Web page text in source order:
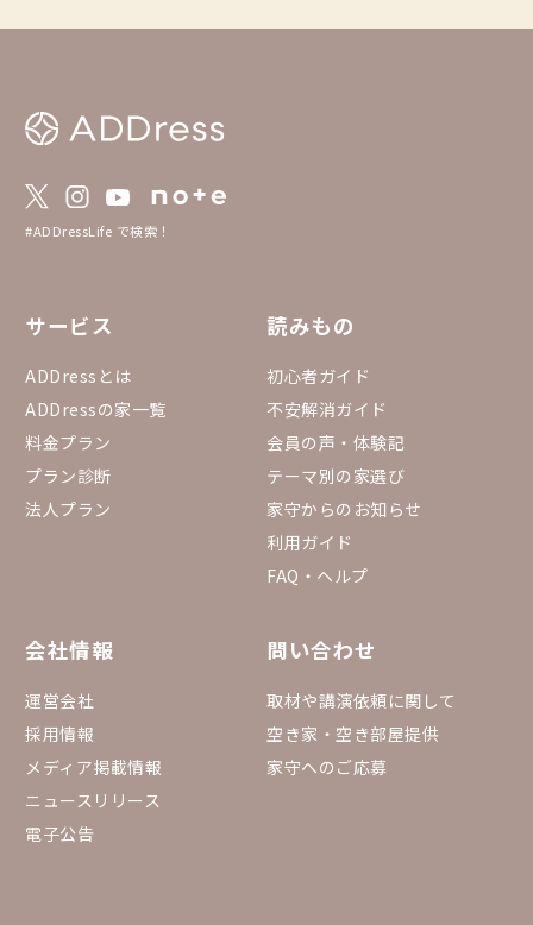
会員の皆さんの選択
#ADDressLife で検索！
サービス
ADDressとは
ADDressの家一覧
料金プラン
プラン診断
法人プラン
読みもの
初心者ガイド
不安解消ガイド
会員の声・体験記
テーマ別の家選び
家守からのお知らせ
利用ガイド
FAQ・ヘルプ
会社情報
運営会社
採用情報
メディア掲載情報
ニュースリリース
電子公告
問い合わせ
取材や講演依頼に関して
空き家・空き部屋提供
家守へのご応募